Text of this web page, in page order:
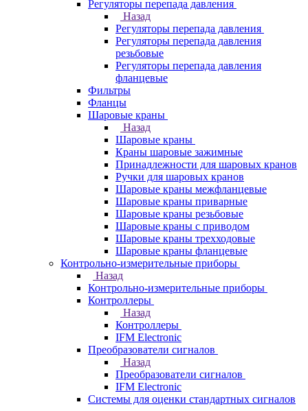
Регуляторы перепада давления
Назад
Регуляторы перепада давления
Регуляторы перепада давления
резьбовые
Регуляторы перепада давления
фланцевые
Фильтры
Фланцы
Шаровые краны
Назад
Шаровые краны
Краны шаровые зажимные
Принадлежности для шаровых кранов
Ручки для шаровых кранов
Шаровые краны межфланцевые
Шаровые краны приварные
Шаровые краны резьбовые
Шаровые краны с приводом
Шаровые краны трехходовые
Шаровые краны фланцевые
Контрольно-измерительные приборы
Назад
Контрольно-измерительные приборы
Контроллеры
Назад
Контроллеры
IFM Electronic
Преобразователи сигналов
Назад
Преобразователи сигналов
IFM Electronic
Системы для оценки стандартных сигналов